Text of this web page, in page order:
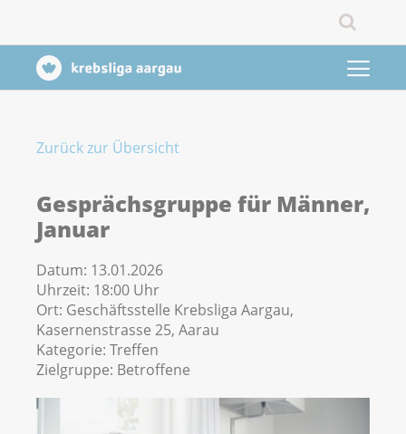
Zurück zur Übersicht
Gesprächsgruppe für Männer,
Januar
Datum: 13.01.2026
Uhrzeit: 18:00 Uhr
Ort: Geschäftsstelle Krebsliga Aargau,
Kasernenstrasse 25, Aarau
Kategorie: Treffen
Zielgruppe: Betroffene